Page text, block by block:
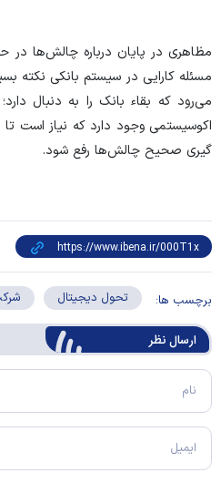
مظاهری در پایان درباره چالش‌ها در
مسئله کارایی در سیستم بانکی نکته
می‌رود که بقاء بانک را به دنبال
اکوسیستمی وجود دارد که نیاز است
گیری صحیح چالش‌ها رفع شود.
برچسب ها: تحول دیجیتال
ارسال‌ نظر